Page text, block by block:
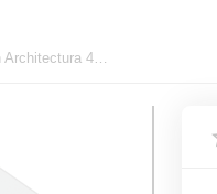
Подвесной унитаз Villeroy&Boch Architectura 4694CL01 с системой микролифтом [CLONE], с системой смыва Twist flush